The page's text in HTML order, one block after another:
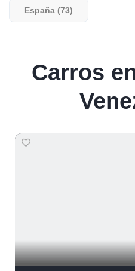
España (73)
Carros